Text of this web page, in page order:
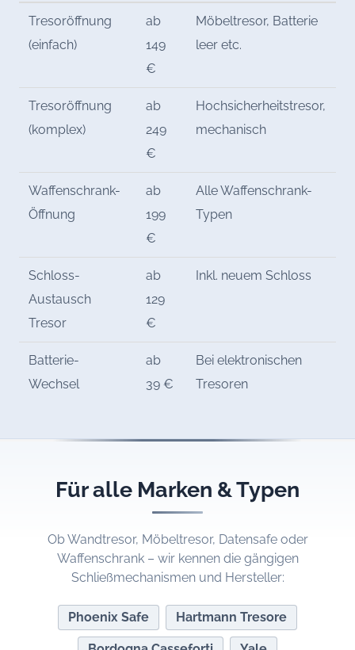
Tresoröffnung
(einfach)
ab
149
€
Möbeltresor, Batterie
leer etc.
Tresoröffnung
(komplex)
ab
249
€
Hochsicherheitstresor,
mechanisch
Waffenschrank-
Öffnung
ab
199
€
Alle Waffenschrank-
Typen
Schloss-
Austausch
Tresor
ab
129
€
Inkl. neuem Schloss
Batterie-
Wechsel
ab
39 €
Bei elektronischen
Tresoren
Für alle Marken & Typen
Ob Wandtresor, Möbeltresor, Datensafe oder
Waffenschrank – wir kennen die gängigen
Schließmechanismen und Hersteller:
Phoenix Safe Hartmann Tresore